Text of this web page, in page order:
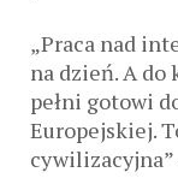
„Praca nad
na dzień. A do
pełni gotowi
Europejskiej.
cywilizacyjna”